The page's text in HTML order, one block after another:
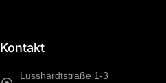
Kontakt
Lusshardtstraße 1-3